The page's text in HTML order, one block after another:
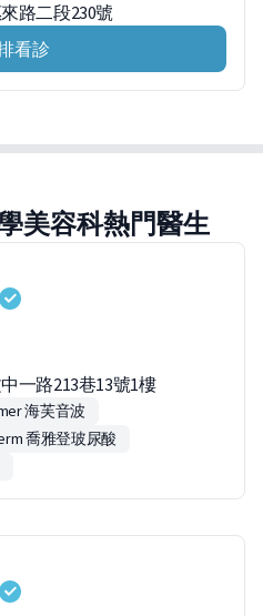
路二段230號
看診
美容科熱門醫生
一路213巷13號1樓
海芙音波
喬雅登玻尿酸